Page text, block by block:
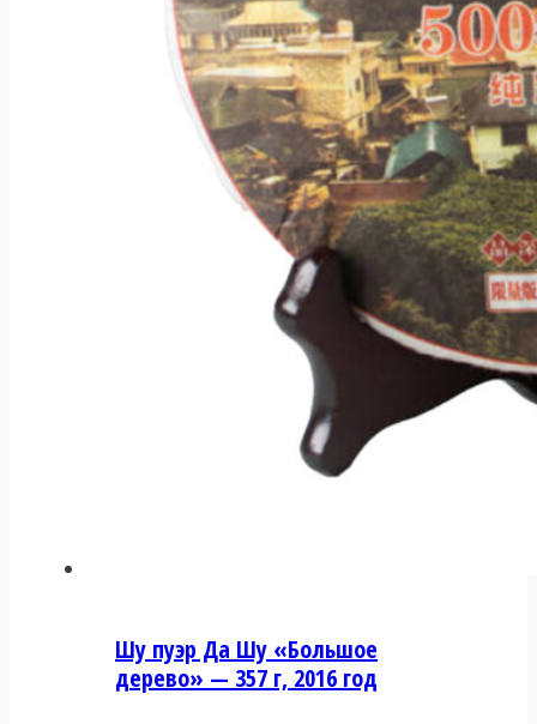
Шу пуэр Да Шу «Большое
дерево» — 357 г, 2016 год